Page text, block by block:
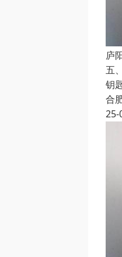
庐
五
钥
合
25-